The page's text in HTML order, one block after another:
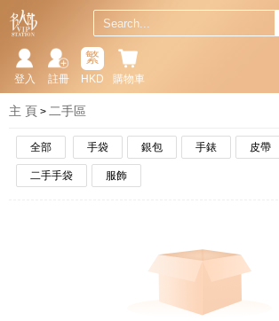
購物車
繁
HKD
註冊
登入
主 頁 二手區
全部 手袋 銀包 手錶 皮帶
二手手袋 服飾